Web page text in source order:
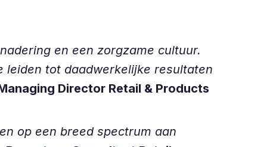
en een zorgzame cultuur.
leiden tot daadwerkelijke resultaten
Director Retail & Products
op een breed spectrum aan